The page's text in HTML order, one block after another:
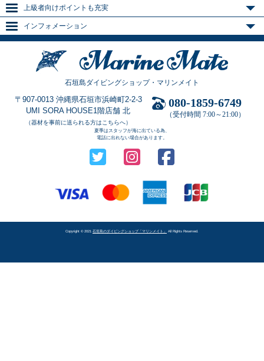
上級者向けポイントも充実
インフォメーション
石垣島ダイビングショップ・マリンメイト
〒907-0013 沖縄県石垣市浜崎町2-2-3
UMI SORA HOUSE1階店舗 北
（器材を事前に送られる方はこちらへ）
080-1859-6749
（受付時間 7:00～21:00）
夏季はスタッフが海に出ている為、
電話に出れない場合があります。
Copyright © 2021 石垣島のダイビングショップ「マリンメイト」 All Rights Reserved.